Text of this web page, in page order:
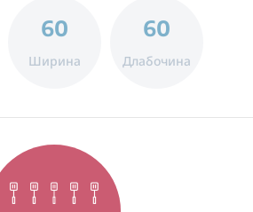
60
Ширина
60
Длабочина